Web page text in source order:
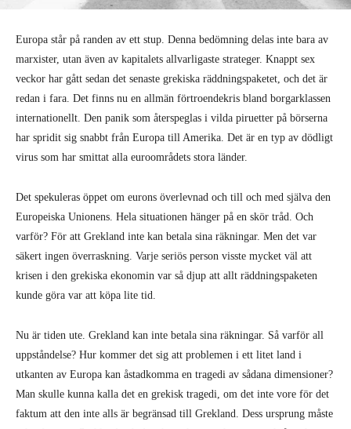
Europa står på randen av ett stup. Denna bedömning delas inte bara av
marxister, utan även av kapitalets allvarligaste strateger. Knappt sex
veckor har gått sedan det senaste grekiska räddningspaketet, och det är
redan i fara. Det finns nu en allmän förtroendekris bland borgarklassen
internationellt. Den panik som återspeglas i vilda piruetter på börserna
har spridit sig snabbt från Europa till Amerika. Det är en typ av dödligt
virus som har smittat alla euroområdets stora länder.
Det spekuleras öppet om eurons överlevnad och till och med själva den
Europeiska Unionens. Hela situationen hänger på en skör tråd. Och
varför? För att Grekland inte kan betala sina räkningar. Men det var
säkert ingen överraskning. Varje seriös person visste mycket väl att
krisen i den grekiska ekonomin var så djup att allt räddningspaketen
kunde göra var att köpa lite tid.
Nu är tiden ute. Grekland kan inte betala sina räkningar. Så varför all
uppståndelse? Hur kommer det sig att problemen i ett litet land i
utkanten av Europa kan åstadkomma en tragedi av sådana dimensioner?
Man skulle kunna kalla det en grekisk tragedi, om det inte vore för det
faktum att den inte alls är begränsad till Grekland. Dess ursprung måste